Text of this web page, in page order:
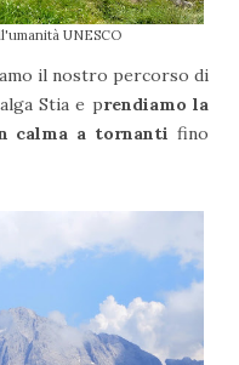
UNESCO
il nostro percorso di
Stia e prendiamo la
calma a tornanti fino